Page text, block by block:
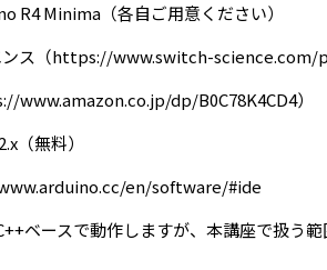
R4 Minima（各自ご用意ください）
ス（https://www.switch-science.com/
www.amazon.co.jp/dp/B0C78K4CD4）
（無料）
en/software/#ide
ベースで動作しますが、本講座で扱う範